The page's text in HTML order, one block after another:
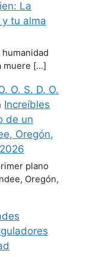
La
tu alma
muere […]
O. S. D. O.
Increíbles
de un
Oregón,
plano
Oregón,